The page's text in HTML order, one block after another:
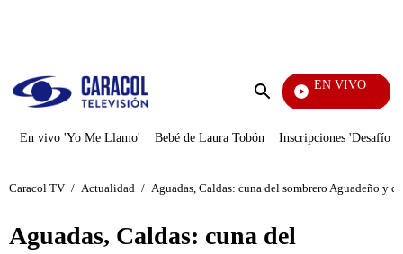
Enviar
EN VIVO
Noches De
En vivo 'Yo Me Llamo' Bebé de Laura Tobón Inscripciones 'Desafío'
Caracol TV / Actualidad / Aguadas, Caldas: cuna del sombrero Aguadeño y
Aguadas, Caldas: cuna del